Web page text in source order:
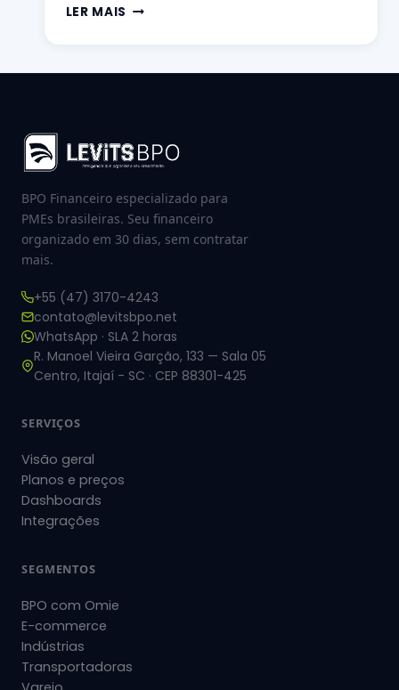
LER MAIS
BPO Financeiro especializado para
PMEs brasileiras. Seu financeiro
organizado em 30 dias, sem contratar
mais.
+55 (47) 3170-4243
contato@levitsbpo.net
WhatsApp · SLA 2 horas
R. Manoel Vieira Garção, 133 — Sala 05
Centro, Itajaí - SC · CEP 88301-425
SERVIÇOS
Visão geral
Planos e preços
Dashboards
Integrações
SEGMENTOS
BPO com Omie
E-commerce
Indústrias
Transportadoras